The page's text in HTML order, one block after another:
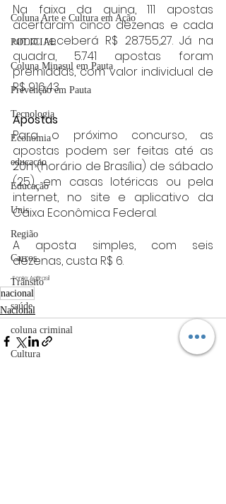
Coluna Arte e Cultura em Ação
POLICIAL
Coluna Minasul em Pauta
Prevenção em Pauta
Tecnologia
Economia
educaçao
Educação
Unis
Região
Carros
Trânsito
saúde
coluna criminal
Cultura
Na faixa da quina, 111 apostas
acertaram cinco dezenas e cada
uma receberá R$ 28.755,27. Já na
quadra, 5.741 apostas foram
premiadas, com valor individual de
R$ 916,43.
Apostas
Para o próximo concurso, as
apostas podem ser feitas até as
20h (horário de Brasília) de sábado
(25), em casas lotéricas ou pela
internet, no site e aplicativo da
Caixa Econômica Federal.
A aposta simples, com seis
dezenas, custa R$ 6.
Fonte: AgBrasil
nacional
Nacional